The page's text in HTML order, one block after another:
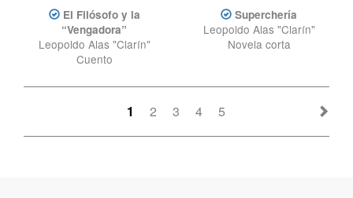
El Filósofo y la
“Vengadora”
Leopoldo Alas "Clarín"
Cuento
Superchería
Leopoldo Alas "Clarín"
Novela corta
1 2 3 4 5